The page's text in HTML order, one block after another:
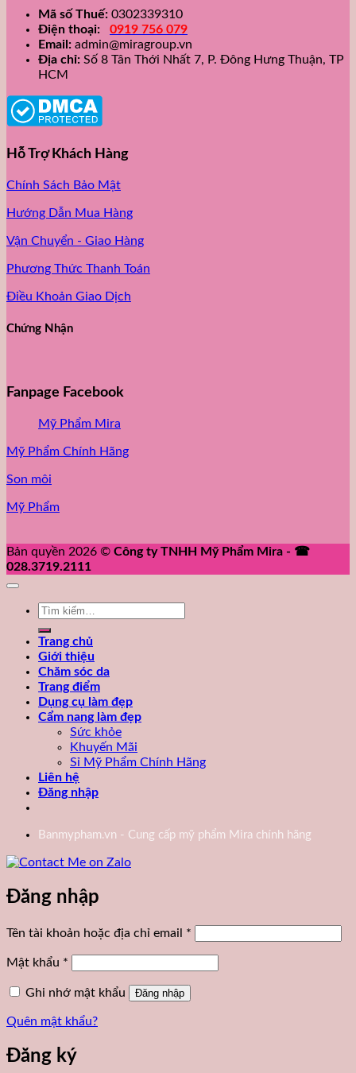
Mã số Thuế: 0302339310
Điện thoại:
0919 756 079
Email: admin@miragroup.vn
Địa chỉ: Số 8 Tân Thới Nhất 7, P. Đông Hưng Thuận, TP
HCM
Hỗ Trợ Khách Hàng
Chính Sách Bảo Mật
Hướng Dẫn Mua Hàng
Vận Chuyển - Giao Hàng
Phương Thức Thanh Toán
Điều Khoản Giao Dịch
Chứng Nhận
Fanpage Facebook
Mỹ Phẩm Mira
Mỹ Phẩm Chính Hãng
Son môi
Mỹ Phẩm
Bản quyền 2026 © Công ty TNHH Mỹ Phẩm Mira - ☎
028.3719.2111
Tìm
Trang chủ
Giới thiệu
Chăm sóc da
Trang điểm
Dụng cụ làm đẹp
Cẩm nang làm đẹp
Sức khỏe
Khuyến Mãi
Sỉ Mỹ Phẩm Chính Hãng
Liên hệ
Đăng nhập
Banmypham.vn - Cung cấp mỹ phẩm Mira chính hãng
Đăng nhập
Tên tài khoản hoặc địa chỉ email *
Mật khẩu *
Ghi nhớ mật khẩu
Đăng nhập
Quên mật khẩu?
Đăng ký